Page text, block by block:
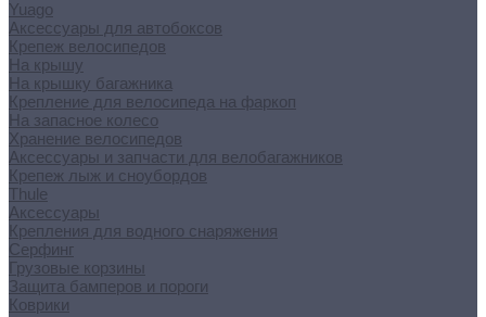
Yuago
Аксессуары для автобоксов
Крепеж велосипедов
На крышу
На крышку багажника
Крепление для велосипеда на фаркоп
На запасное колесо
Хранение велосипедов
Аксессуары и запчасти для велобагажников
Крепеж лыж и сноубордов
Thule
Аксессуары
Крепления для водного снаряжения
Серфинг
Грузовые корзины
Защита бамперов и пороги
Коврики